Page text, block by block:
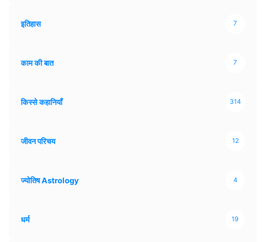
इतिहास 7
काम की बात 7
किस्से कहानियाँ 314
जीवन परिचय 12
ज्योतिष Astrology 4
धर्म 19